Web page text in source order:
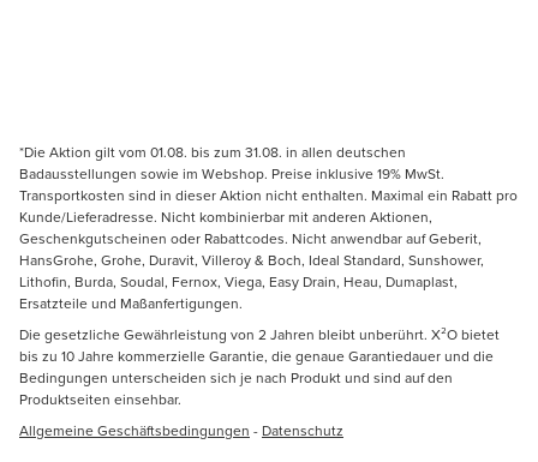
*Die Aktion gilt vom 01.08. bis zum 31.08. in allen deutschen
Badausstellungen sowie im Webshop. Preise inklusive 19% MwSt.
Transportkosten sind in dieser Aktion nicht enthalten. Maximal ein Rabatt pro
Kunde/Lieferadresse. Nicht kombinierbar mit anderen Aktionen,
Geschenkgutscheinen oder Rabattcodes. Nicht anwendbar auf Geberit,
HansGrohe, Grohe, Duravit, Villeroy & Boch, Ideal Standard, Sunshower,
Lithofin, Burda, Soudal, Fernox, Viega, Easy Drain, Heau, Dumaplast,
Ersatzteile und Maßanfertigungen.
Die gesetzliche Gewährleistung von 2 Jahren bleibt unberührt. X²O bietet
bis zu 10 Jahre kommerzielle Garantie, die genaue Garantiedauer und die
Bedingungen unterscheiden sich je nach Produkt und sind auf den
Produktseiten einsehbar.
Allgemeine Geschäftsbedingungen - Datenschutz